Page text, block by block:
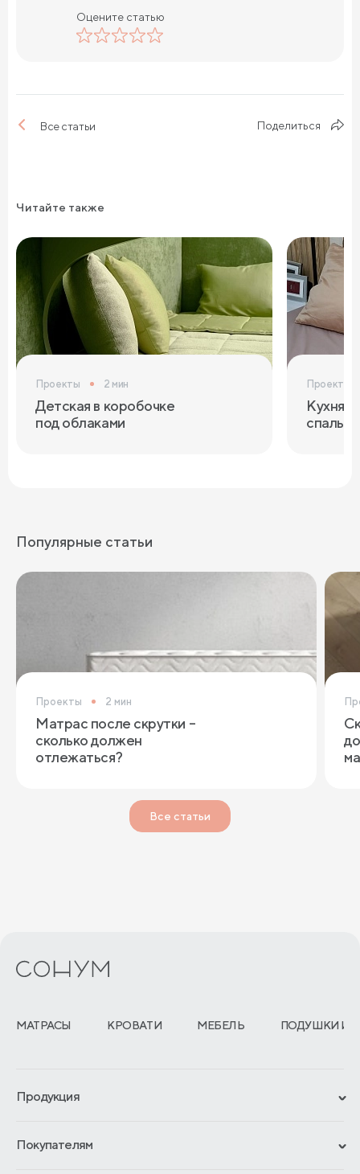
Оцените статью
Все статьи Поделиться
Читайте также
Проекты 2 мин
Детская в коробочке
под облаками
Проекты
Кухня с
Популярные статьи
Проекты 2 мин
Матрас после скрутки –
сколько должен
отлежаться?
Все статьи
МАТРАСЫ КРОВАТИ МЕБЕЛЬ ПОДУШКИ И
Продукция
Гарантии
Покупателям